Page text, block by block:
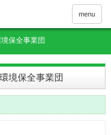
menu
保全事業団
境保全事業団